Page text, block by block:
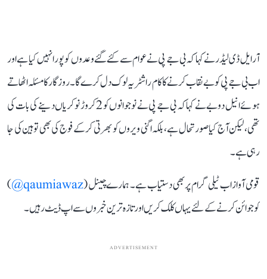
آر ایل ڈی لیڈر نے کہا کہ بی جے پی نے عوام سے کئے گئے وعدوں کو پورا نہیں کیا ہے اور
اب بی جے پی کو بے نقاب کرنے کا کام راشٹریہ لوک دل کرے گا۔ روزگار کا مسئلہ اٹھاتے
ہوئے انیل دوبے نے کہا کہ بی جے پی نے نوجوانوں کو 2 کروڑ نوکریاں دینے کی بات کی
تھی، لیکن آج کیا صورتحال ہے، بلکہ اگنی ویروں کو بھرتی کر کے فوج کی بھی توہین کی جا
رہی ہے۔
قومی آواز اب ٹیلی گرام پر بھی دستیاب ہے۔ ہمارے چینل (qaumiawaz@
)
کو جوائن کرنے کے لئے یہاں کلک کریں اور تازہ ترین خبروں سے اپ ڈیٹ رہیں۔
ADVERTISEMENT